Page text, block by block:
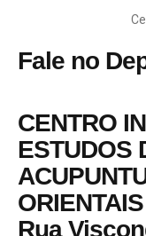
Fale no
CENTRO
ESTUDOS
ORIENTAIS
Rua